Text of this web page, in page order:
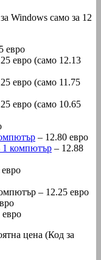
Windows само за 12
евро
евро (само 12.13
евро (само 11.75
евро (само 10.65
– 12.80 евро
1 компютър – 12.88
– 12.25 евро
цена (Код за